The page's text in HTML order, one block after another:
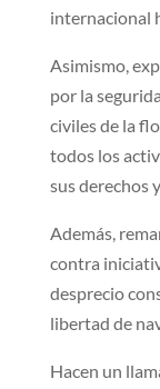
internacional
Asimismo,
por la
civiles de la
todos los
sus derechos
Además,
contra
desprecio
libertad de
Hacen un